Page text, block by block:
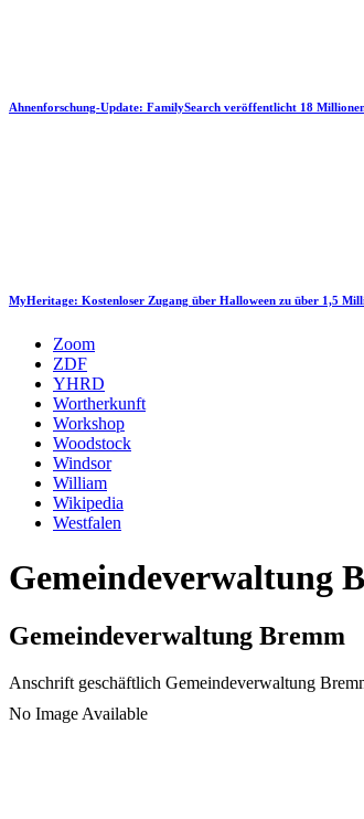
Ahnenforschung-Update: FamilySearch veröffentlicht 18
MyHeritage: Kostenloser Zugang über Halloween zu über 1,5
Zoom
ZDF
YHRD
Wortherkunft
Workshop
Woodstock
Windsor
William
Wikipedia
Westfalen
Gemeindeverwaltung
Gemeindeverwaltung Bremm
Anschrift geschäftlich Gemeindeverwaltung
No Image Available